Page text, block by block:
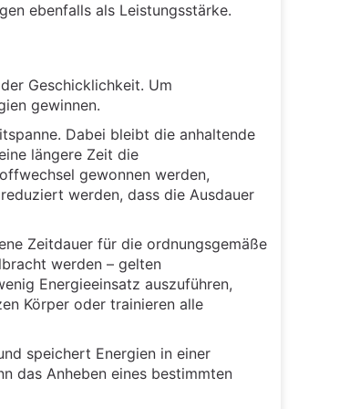
ebenfalls als Leistungsstärke.
Geschicklichkeit. Um
gewinnen.
Dabei bleibt die anhaltende
längere Zeit die
gewonnen werden,
werden, dass die Ausdauer
Zeitdauer für die ordnungsgemäße
werden – gelten
Energieeinsatz auszuführen,
Körper oder trainieren alle
speichert Energien in einer
das Anheben eines bestimmten